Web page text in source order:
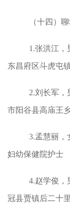
（十四）
1.张洪江，
东昌府区斗虎屯
2.刘长军，
市阳谷县高庙王
3.孟慧丽，
妇幼保健院护士
4.赵学俊，
冠县贾镇后二十